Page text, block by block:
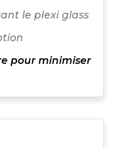
le plexi glass
pour minimiser